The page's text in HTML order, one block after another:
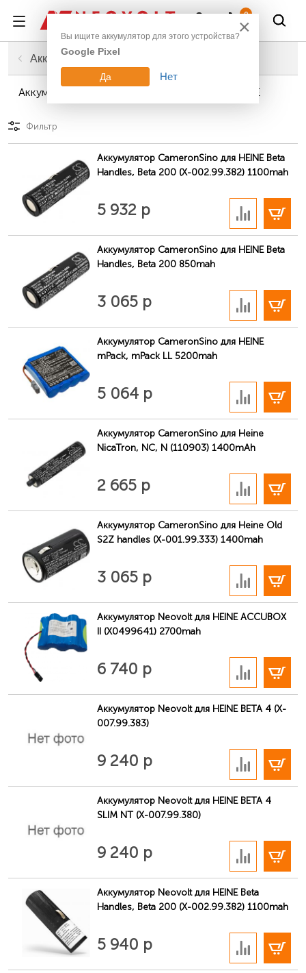
0
Главная
Промышленное оборудование
Аккумуляторы для медицинской техники
Аккумуляторы для медицинской техники HEINE
Фильтр
Аккумулятор CameronSino для HEINE Beta
Handles, Beta 200 (X-002.99.382) 1100mah
5 932 р
Аккумулятор CameronSino для HEINE Beta
Handles, Beta 200 850mah
3 065 р
Аккумулятор CameronSino для HEINE
mPack, mPack LL 5200mah
5 064 р
Аккумулятор CameronSino для Heine
NicaTron, NC, N (110903) 1400mAh
2 665 р
Аккумулятор CameronSino для Heine Old
S2Z handles (X-001.99.333) 1400mah
3 065 р
Аккумулятор Neovolt для HEINE ACCUBOX
II (X0499641) 2700mah
6 740 р
Аккумулятор Neovolt для HEINE BETA 4 (X-
007.99.383)
9 240 р
Аккумулятор Neovolt для HEINE BETA 4
SLIM NT (X-007.99.380)
9 240 р
Аккумулятор Neovolt для HEINE Beta
Handles, Beta 200 (X-002.99.382) 1100mah
5 940 р
×
Вы ищите аккумулятор для этого устройства?
Google Pixel
Да Нет